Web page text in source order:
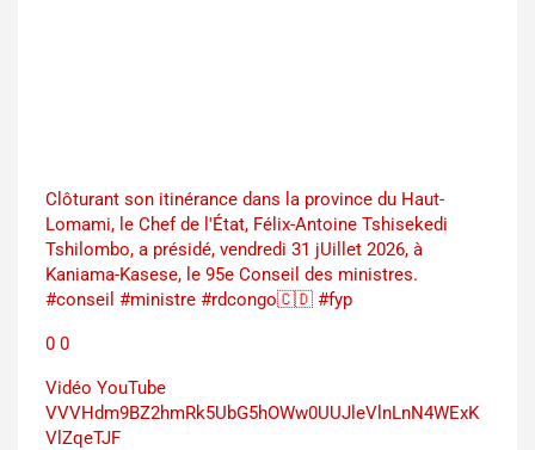
Clôturant son itinérance dans la province du Haut-
Lomami, le Chef de l'État, Félix-Antoine Tshisekedi
Tshilombo, a présidé, vendredi 31 jUillet 2026, à
Kaniama-Kasese, le 95e Conseil des ministres.
#conseil #ministre #rdcongo🇨🇩 #fyp
0 0
Vidéo YouTube
VVVHdm9BZ2hmRk5UbG5hOWw0UUJleVlnLnN4WExK
VlZqeTJF